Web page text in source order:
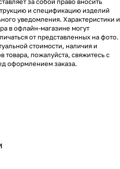
и спецификацию изделий
уведомления. Характеристики и
в офлайн-магазине могут
от представленных на фото.
стоимости, наличия и
товара, пожалуйста, свяжитесь с
оформлением заказа.